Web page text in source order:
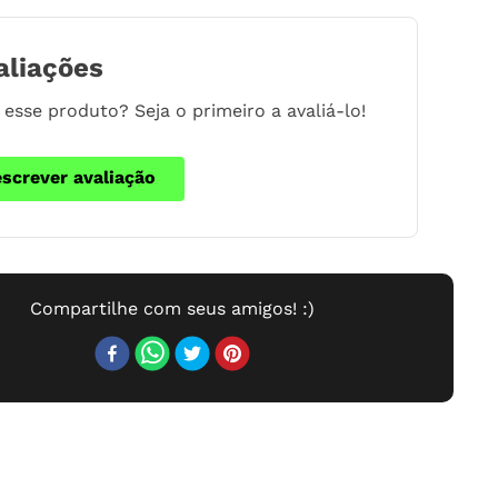
esse produto? Seja o primeiro a avaliá-lo!
avaliação